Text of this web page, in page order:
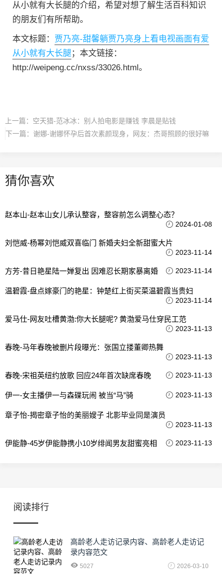
从小就有大长腿的介绍，希望对想了解生活百科知识
的朋友们有所帮助。
本文标题：
贾乃亮-甜馨躺贾乃亮身上看电视画面有爱
从小就有大长腿 ；本文链接：
http://weipeng.cc/nxss/33026.html。
上一篇： 空天猎-范冰冰：别人拍电影是赚钱 李晨是贴钱
下一篇： 谢娜-谢娜怀孕后首次素颜现身，网友：杰哥照顾的很好嘛
猜你喜欢
赵本山-赵本山女儿承认整容，整容前怎么调整心态？
2024-01-08
刘恺威-杨幂刘恺威双喜临门 新婚夫妇全新甜蜜大片
2023-11-14
方芳-昔日艳星陆一婵复出 因难忍长期家暴离婚 2023-11-14
温碧霞-盘点嫁豪门的艳星：钟楚红上街买菜温碧霞当贵妇
2023-11-14
爱马仕-网友吐槽黄渤:你大长腿呢? 黄渤爱马仕穿民工范
2023-11-13
春晚-马年春晚被删片段曝光：张国立搂董卿热舞
2023-11-13
春晚-宋祖英纽约放歌 回应24年首次缺席春晚 2023-11-13
伊一-女主播伊一与森碟玩闹 被当“马”骑 2023-11-13
章子怡-揭密章子怡的美丽嫂子 北影毕业同是演员
2023-11-13
伊能静-45岁伊能静携小10岁绯闻男友甜蜜亮相 2023-11-13
阅读排行
高龄老人走访记录内容、高龄老人走访记
录内容范文
5027 2026-03-10